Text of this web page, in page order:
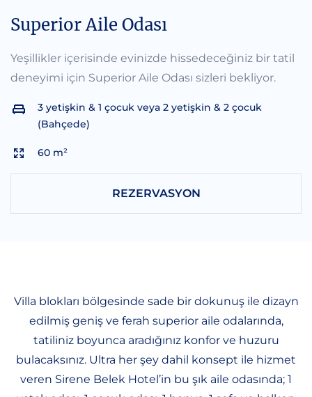
Superior Aile Odası
Yeşillikler içerisinde evinizde hissedeceğiniz bir tatil
deneyimi için Superior Aile Odası sizleri bekliyor.
3 yetişkin & 1 çocuk veya 2 yetişkin & 2 çocuk
(Bahçede)
60 m²
REZERVASYON
Villa blokları bölgesinde sade bir dokunuş ile dizayn
edilmiş geniş ve ferah superior aile odalarında,
tatiliniz boyunca aradığınız konfor ve huzuru
bulacaksınız. Ultra her şey dahil konsept ile hizmet
veren Sirene Belek Hotel’in bu şık aile odasında; 1